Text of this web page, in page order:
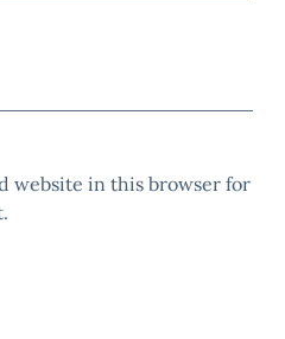
website in this browser for